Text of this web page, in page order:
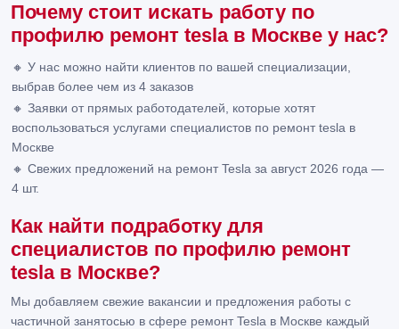
Почему стоит искать работу по
профилю ремонт tesla в Москве у нас?
🔸 У нас можно найти клиентов по вашей специализации,
выбрав более чем из 4 заказов
🔸 Заявки от прямых работодателей, которые хотят
воспользоваться услугами специалистов по ремонт tesla в
Москве
🔸 Свежих предложений на ремонт Tesla за август 2026 года —
4 шт.
Как найти подработку для
специалистов по профилю ремонт
tesla в Москве?
Мы добавляем свежие вакансии и предложения работы с
частичной занятосью в сфере ремонт Tesla в Москве каждый